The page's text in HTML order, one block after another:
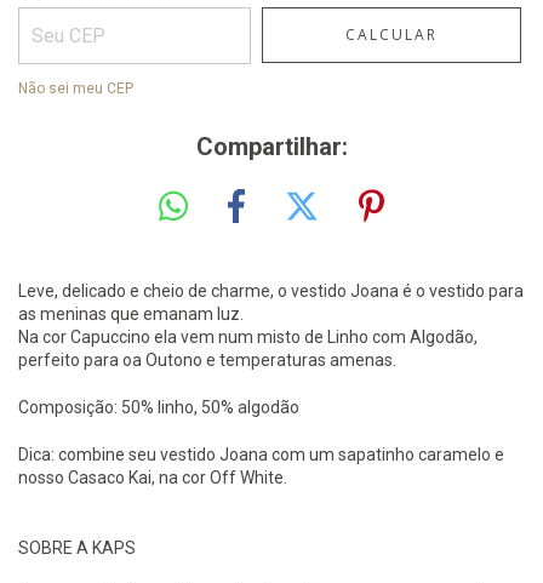
CALCULAR
Não sei meu CEP
Compartilhar:
Leve, delicado e cheio de charme, o vestido Joana é o vestido para
as meninas que emanam luz.
Na cor Capuccino ela vem num misto de Linho com Algodão,
perfeito para oa Outono e temperaturas amenas.
Composição: 50% linho, 50% algodão
Dica: combine seu vestido Joana com um sapatinho caramelo e
nosso Casaco Kai, na cor Off White.
SOBRE A KAPS